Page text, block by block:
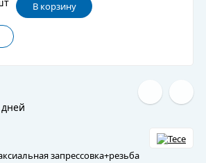
В корзину
запрессовка+резьба